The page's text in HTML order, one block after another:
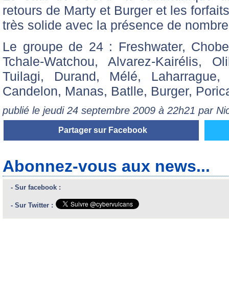
retours de Marty et Burger et les
très solide avec la présence de
Le groupe de 24 : Freshwater,
Tchale-Watchou, Alvarez-Kairélis,
Tuilagi, Durand, Mélé, Laharrague,
Candelon, Manas, Batlle, Burger,
publié le jeudi 24 septembre 2009 à 22h21 par
Partager sur Facebook
Abonnez-vous aux news...
- Sur facebook :
- Sur Twitter :